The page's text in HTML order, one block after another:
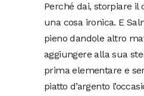
Perché dai, storpiare il
una cosa ironica. E
pieno dandole altro
aggiungere alla sua
prima elementare e
piatto d’argento